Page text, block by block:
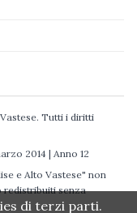
Tutti i diritti
2014 | Anno 12
e Alto Vastese" non
redistribuiti senza
di terzi parti.